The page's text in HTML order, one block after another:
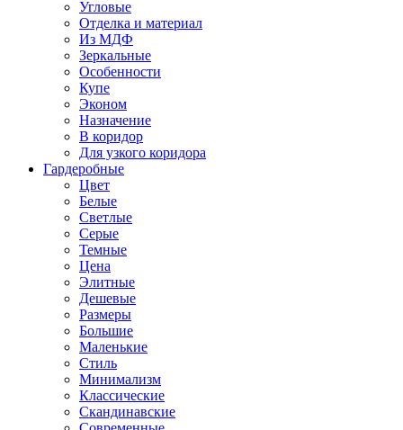
Угловые
Отделка и материал
Из МДФ
Зеркальные
Особенности
Купе
Эконом
Назначение
В коридор
Для узкого коридора
Гардеробные
Цвет
Белые
Светлые
Серые
Темные
Цена
Элитные
Дешевые
Размеры
Большие
Маленькие
Стиль
Минимализм
Классические
Скандинавские